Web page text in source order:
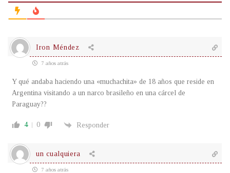
Iron Méndez
7 años atrás
Y qué andaba haciendo una «muchachita» de 18 años que reside en
Argentina visitando a un narco brasileño en una cárcel de
Paraguay??
4 0 Responder
un cualquiera
7 años atrás